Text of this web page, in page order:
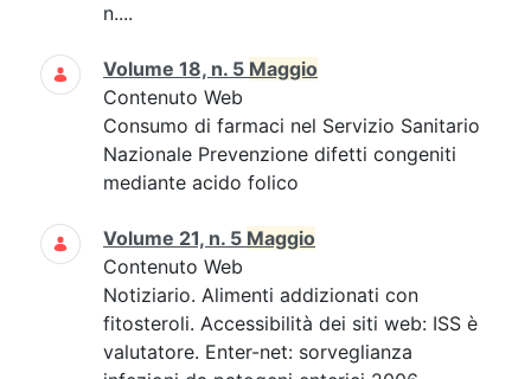
n....
Volume 18, n. 5 Maggio
Contenuto Web
Consumo di farmaci nel Servizio Sanitario
Nazionale Prevenzione difetti congeniti
mediante acido folico
Volume 21, n. 5 Maggio
Contenuto Web
Notiziario. Alimenti addizionati con
fitosteroli. Accessibilità dei siti web: ISS è
valutatore. Enter-net: sorveglianza